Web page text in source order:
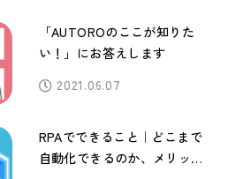
「AUTOROのここが知りた
い！」にお答えします
2021.06.07
RPAでできること｜どこまで
自動化できるのか、メリット